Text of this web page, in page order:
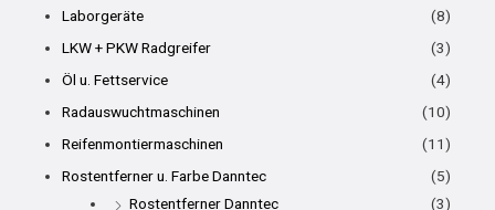
Laborgeräte
(8)
LKW + PKW Radgreifer
(3)
Öl u. Fettservice
(4)
Radauswuchtmaschinen
(10)
Reifenmontiermaschinen
(11)
Rostentferner u. Farbe Danntec
(5)
Rostentferner Danntec
(3)